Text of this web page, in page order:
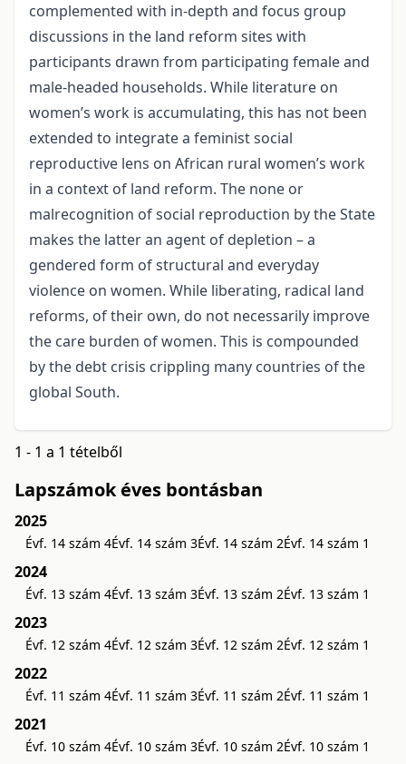
complemented with in-depth and focus group
discussions in the land reform sites with
participants drawn from participating female and
male-headed households. While literature on
women’s work is accumulating, this has not been
extended to integrate a feminist social
reproductive lens on African rural women’s work
in a context of land reform. The none or
malrecognition of social reproduction by the State
makes the latter an agent of depletion – a
gendered form of structural and everyday
violence on women. While liberating, radical land
reforms, of their own, do not necessarily improve
the care burden of women. This is compounded
by the debt crisis crippling many countries of the
global South.
1 - 1 a 1 tételből
Lapszámok éves bontásban
2025
Évf. 14 szám 4Évf. 14 szám 3Évf. 14 szám 2Évf. 14 szám 1
2024
Évf. 13 szám 4Évf. 13 szám 3Évf. 13 szám 2Évf. 13 szám 1
2023
Évf. 12 szám 4Évf. 12 szám 3Évf. 12 szám 2Évf. 12 szám 1
2022
Évf. 11 szám 4Évf. 11 szám 3Évf. 11 szám 2Évf. 11 szám 1
2021
Évf. 10 szám 4Évf. 10 szám 3Évf. 10 szám 2Évf. 10 szám 1